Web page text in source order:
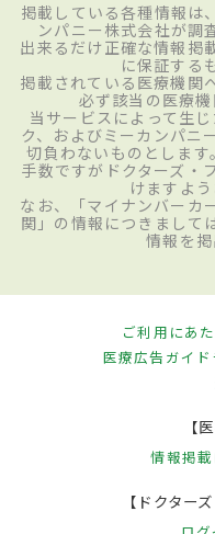
掲載している各種情報は
ンパニー株式会社が調
出来るだけ正確な情報掲
に保証する
掲載されている医療機関
必ず該当の医療機
当サービスによって生
ク、およびミーカンパニ
切負わないものとしま
手数ですがドクターズ・
けますよ
なお、「マイナンバーカ
関」の情報につきまして
情報を掲
ご利用にあ
医療広告ガイ
【
情報掲
【ドクター